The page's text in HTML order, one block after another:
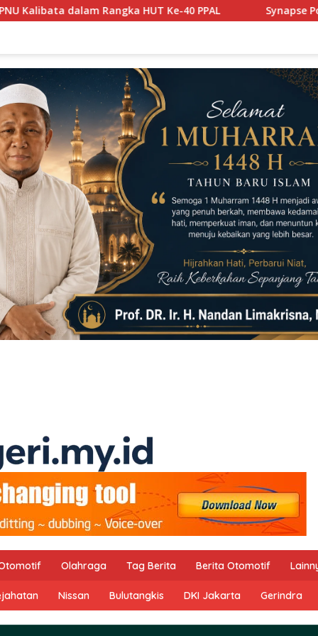
Synapse Power Bangun Infrastruktur GPU dan
Olahraga Tag Berita Berita Otomotif
Nissan Bulutangkis DKI Jakarta Gerindra